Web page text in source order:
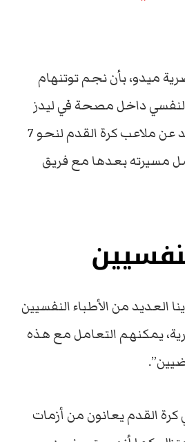
ميدو، بأن نجم توتنهام
داخل مصحة في ليدز
يونايتد، كما أنه ابتعد عن ملاعب كرة القدم لنحو 7
مسيرته بعدها مع فريق
العديد من الأطباء النفسيين
يمكنهم التعامل مع هذه
كرة القدم يعانون من أزمات